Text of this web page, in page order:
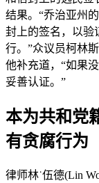
结果。“乔治亚州
封上的签名，以验
行。”众议员柯林
他补充道，“如果
妥善认证。”
本为共和党
有贪腐行为
律师林˙伍德(Lin